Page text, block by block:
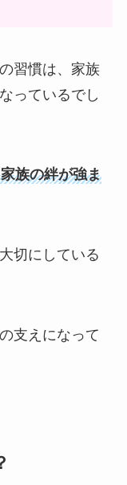
習慣は、家族
っているでし
族の絆が強ま
切にしている
支えになって